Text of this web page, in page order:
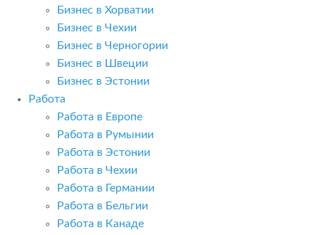
Бизнес в Хорватии
Бизнес в Чехии
Бизнес в Черногории
Бизнес в Швеции
Бизнес в Эстонии
Работа
Работа в Европе
Работа в Румынии
Работа в Эстонии
Работа в Чехии
Работа в Германии
Работа в Бельгии
Работа в Канаде